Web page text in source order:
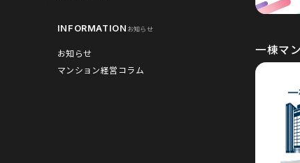
INFORMATION お知らせ
お知らせ
マンション経営コラム
一棟マ